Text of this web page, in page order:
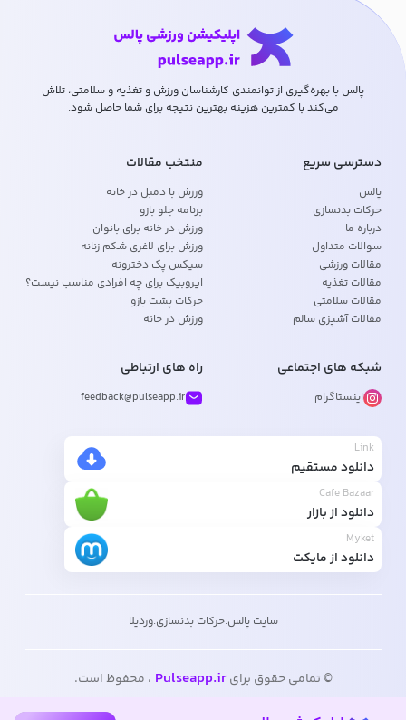
پالس با بهره‌گیری از توانمندی کارشناسان ورزش و تغذیه و سلامتی، تلاش
می‌کند با کمترین هزینه بهترین نتیجه برای شما حاصل شود.
دسترسی سریع
پالس
حرکات بدنسازی
درباره ما
سوالات متداول
مقالات ورزشی
مقالات تغذیه
مقالات سلامتی
مقالات آشپزی سالم
منتخب مقالات
ورزش با دمبل در خانه
برنامه جلو بازو
ورزش در خانه برای بانوان
ورزش برای لاغری شکم زنانه
سیکس پک دخترونه
ایروبیک برای چه افرادی مناسب نیست؟
حرکات پشت بازو
ورزش در خانه
شبکه های اجتماعی
اینستاگرام
راه های ارتباطی
feedback@pulseapp.ir
Link
دانلود مستقیم
Cafe Bazaar
دانلود از بازار
Myket
دانلود از مایکت
سایت پالس.حرکات بدنسازی.وردیلا
© تمامی حقوق برایPulseapp.ir ، محفوظ است.